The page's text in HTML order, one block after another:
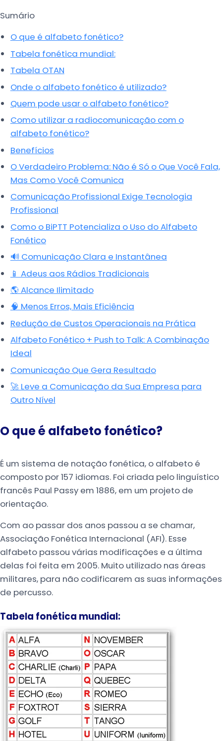
Sumário
O que é alfabeto fonético?
Tabela fonética mundial:
Tabela OTAN
Onde o alfabeto fonético é utilizado?
Quem pode usar o alfabeto fonético?
Como utilizar a radiocomunicação com o
alfabeto fonético?
Benefícios
O Verdadeiro Problema: Não é Só o Que Você Fala,
Mas Como Você Comunica
Comunicação Profissional Exige Tecnologia
Profissional
Como o BiPTT Potencializa o Uso do Alfabeto
Fonético
🔊 Comunicação Clara e Instantânea
📱 Adeus aos Rádios Tradicionais
🌎 Alcance Ilimitado
🧠 Menos Erros, Mais Eficiência
Redução de Custos Operacionais na Prática
Alfabeto Fonético + Push to Talk: A Combinação
Ideal
Comunicação Que Gera Resultado
🚀 Leve a Comunicação da Sua Empresa para
Outro Nível
O que é alfabeto fonético?
É um sistema de notação fonética, o alfabeto é
composto por 157 idiomas. Foi criada pelo linguístico
francês Paul Passy em 1886, em um projeto de
orientação.
Com ao passar dos anos passou a se chamar,
Associação Fonética Internacional (AFI). Esse
alfabeto passou várias modificações e a última
delas foi feita em 2005. Muito utilizado nas áreas
militares, para não codificarem as suas informações
de percusso.
Tabela fonética mundial: